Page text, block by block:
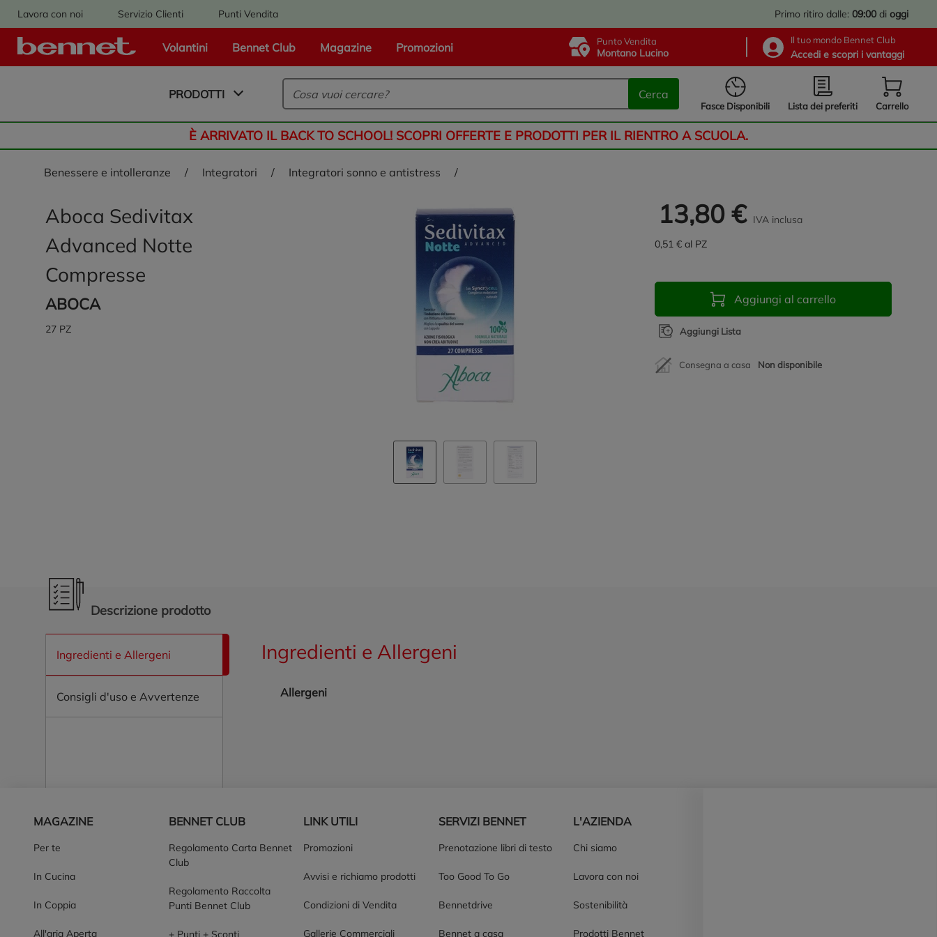
Lavora con noi Servizio Clienti Punti Vendita Primo ritiro dalle: 09:00 di oggi
Volantini Bennet Club Magazine Promozioni Punto Vendita
Montano Lucino
Il tuo mondo Bennet Club
Accedi e scopri i vantaggi
Logo Bennet - Torna alla homepage
PRODOTTI Cerca
Fasce Disponibili Lista dei preferiti Carrello
È ARRIVATO IL BACK TO SCHOOL! SCOPRI OFFERTE E PRODOTTI PER IL RIENTRO A SCUOLA.
benessere e intolleranze / integratori / integratori sonno e antistress /
Aboca Sedivitax
Advanced Notte
Compresse
ABOCA
27 PZ
13,80 € IVA inclusa
0,51 € al PZ
Aggiungi al carrello
Aggiungi Lista
Consegna a casa Non disponibile
Descrizione prodotto
Ingredienti e Allergeni
Consigli d'uso e Avvertenze
Ingredienti e Allergeni
Allergeni
MAGAZINE
Per te
In Cucina
In Coppia
All'aria Aperta
BENNET CLUB
Regolamento Carta Bennet
Club
Regolamento Raccolta
Punti Bennet Club
+ Punti + Sconti
LINK UTILI
Promozioni
Avvisi e richiamo prodotti
Condizioni di Vendita
Gallerie Commerciali
SERVIZI BENNET
Prenotazione libri di testo
Too Good To Go
Bennetdrive
Bennet a casa
L'AZIENDA
Chi siamo
Lavora con noi
Sostenibilità
Prodotti Bennet